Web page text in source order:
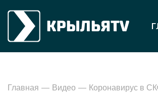
Главная Видео Коронавирус в